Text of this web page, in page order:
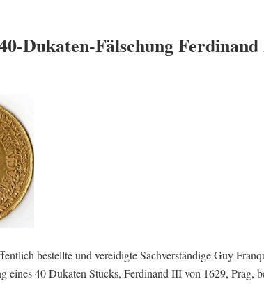
Dukaten-Fälschung
bestellte und vereidigte Sachverständige Guy
eines 40 Dukaten Stücks, Ferdinand III von 1629, Prag,